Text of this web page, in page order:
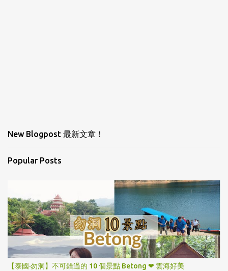
New Blogpost 最新文章！
Popular Posts
【泰國·勿洞】不可錯過的 10 個景點 Betong ❤ 雲海好美